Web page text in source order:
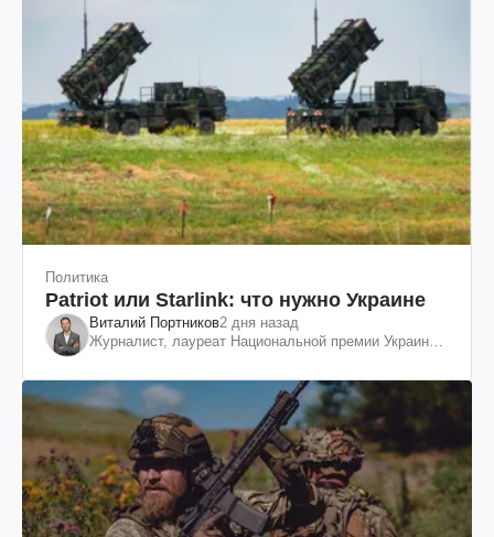
Политика
Patriot или Starlink: что нужно Украине
Виталий Портников2 дня назад
Журналист, лауреат Национальной премии Украины